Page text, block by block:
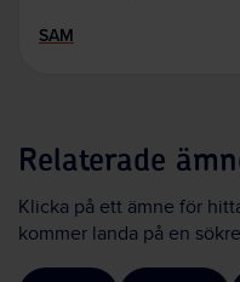
SAM
Relaterade
Klicka på ett ämne för
kommer landa på en